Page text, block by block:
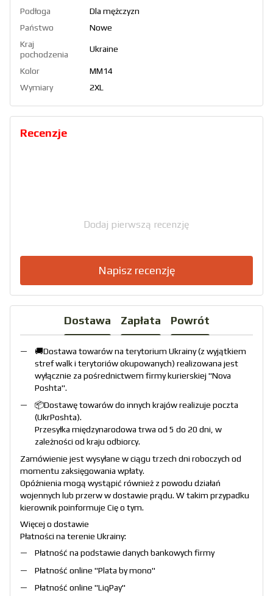
Podłoga
Dla mężczyzn
Państwo
Nowe
Kraj
pochodzenia
Ukraine
Kolor
ММ14
Wymiary
2XL
Recenzje
Dodaj pierwszą recenzję
Napisz recenzję
Dostawa Zapłata Powrót
🚚Dostawa towarów na terytorium Ukrainy (z wyjątkiem
stref walk i terytoriów okupowanych) realizowana jest
wyłącznie za pośrednictwem firmy kurierskiej "Nova
Poshta".
📦Dostawę towarów do innych krajów realizuje poczta
(UkrPoshta).
Przesyłka międzynarodowa trwa od 5 do 20 dni, w
zależności od kraju odbiorcy.
Zamówienie jest wysyłane w ciągu trzech dni roboczych od
momentu zaksięgowania wpłaty.
Opóźnienia mogą wystąpić również z powodu działań
wojennych lub przerw w dostawie prądu. W takim przypadku
kierownik poinformuje Cię o tym.
Więcej o dostawie
Płatności na terenie Ukrainy:
Płatność na podstawie danych bankowych firmy
Płatność online "Plata by mono"
Płatność online "LiqPay"